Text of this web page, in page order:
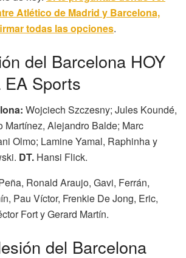
Atlético de Madrid y Barcelona,
todas las opciones.
del Barcelona HOY
Sports
Wojciech Szczesny; Jules Koundé,
Martínez, Alejandro Balde; Marc
Olmo; Lamine Yamal, Raphinha y
DT. Hansi Flick.
Ronald Araujo, Gavi, Ferrán,
Pau Víctor, Frenkie De Jong, Eric,
Fort y Gerard Martín.
del Barcelona